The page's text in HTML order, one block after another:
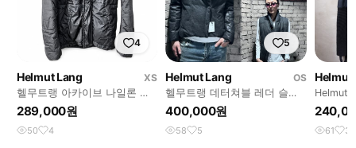
4
Helmut Lang
XS
헬무트랭 아카이브 나일론 아
스트로 후디드 자켓
289,000원
50 4
5
Helmut Lang
OS
헬무트랭 데터쳐블 레더 슬리
브 다운 자켓
400,000원
58 5
Helmut
Helmut
61 3